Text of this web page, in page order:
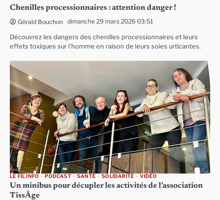
Chenilles processionnaires : attention danger !
Gérald Bouchon dimanche 29 mars 2026 03:51
Découvrez les dangers des chenilles processionnaires et leurs
effets toxiques sur l’homme en raison de leurs soies urticantes.
LE FIL INFO PODCAST SANTÉ SOLIDARITÉ VIDÉO
Un minibus pour décupler les activités de l’association
TissÂge